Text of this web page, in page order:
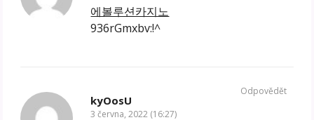
에볼루션카지노
936rGmxbv:!^
kyOosU
3 června, 2022 (16:27)
Odpovědět